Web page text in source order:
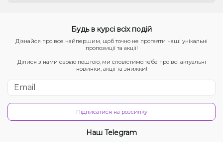
Будь в курсі всіх подій
Дізнайся про все найпершим, щоб точно не прогаяти наші унікальні
пропозиції та акції!
Ділися з нами своєю поштою, ми сповістимо тебе про всі актуальні
новинки, акції та знижки!
Підписатися на розсилку
Наш Telegram